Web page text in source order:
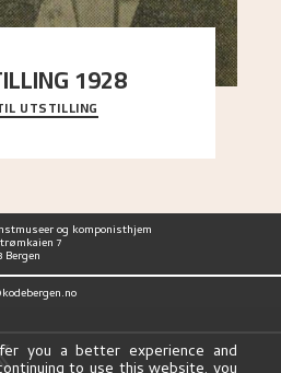
1928
i 1928, tok vennene Moritz
Thorbjørnsen initiativ til å
UTSTILLING
og komponisthjem
7
Bergen
you a better experience and